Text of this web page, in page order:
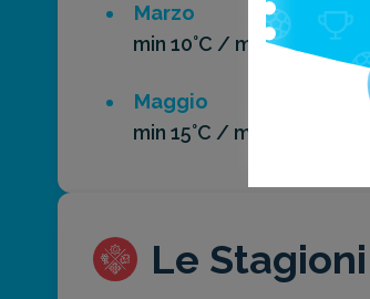
Marzo
min 10°C / max 15°C
Maggio
min 15°C / max 22°C
Le Stagioni